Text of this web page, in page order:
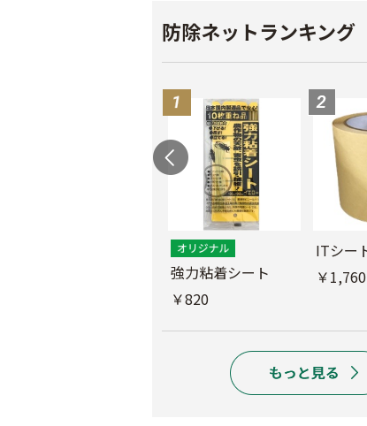
防除ネットランキング
強力粘着シート
￥820
ITシ
￥1,760